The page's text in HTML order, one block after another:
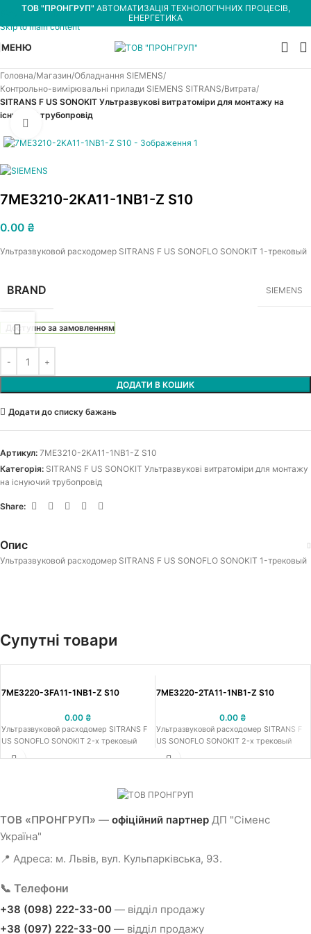
Skip to navigation
Skip to main content
ТОВ "ПРОНГРУП" АВТОМАТИЗАЦІЯ ТЕХНОЛОГІЧНИХ ПРОЦЕСІВ,
ЕНЕРГЕТИКА
МЕНЮ
Головна Магазин Обладнання SIEMENS
Контрольно-вимірювальні прилади SIEMENS SITRANS Витрата
SITRANS F US SONOKIT Ультразвукові витратоміри для монтажу на
існуючий трубопровід
Увеличить
7ME3210-2KA11-1NB1-Z S10
0.00 ₴
Ультразвуковой расходомер SITRANS F US SONOFLO SONOKIT 1-трековый
BRAND SIEMENS
Доступно за замовленням
ДОДАТИ В КОШИК
Додати до списку бажань
Артикул: 7ME3210-2KA11-1NB1-Z S10
Категорія: SITRANS F US SONOKIT Ультразвукові витратоміри для монтажу
на існуючий трубопровід
Share:
Опис
Ультразвуковой расходомер SITRANS F US SONOFLO SONOKIT 1-трековый
Супутні товари
7ME3220-3FA11-1NB1-Z S10
0.00 ₴
Ультразвуковой расходомер SITRANS F
US SONOFLO SONOKIT 2-х трековый
7ME3220-2TA11-1NB1-Z S10
0.00 ₴
Ультразвуковой расходомер SITRANS F
US SONOFLO SONOKIT 2-х трековый
ТОВ «ПРОНГРУП» — офіційний партнер ДП "Сіменс
Україна"
📍 Адреса: м. Львів, вул. Кульпарківська, 93.
📞 Телефони
+38 (098) 222-33-00 — відділ продажу
+38 (097) 222-33-00 — відділ продажу